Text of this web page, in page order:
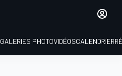
GALERIES PHOTOVIDÉOSCALENDRIER